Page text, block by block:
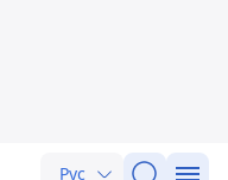
Рус